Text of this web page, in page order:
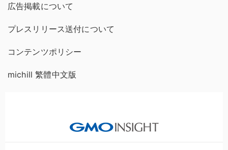
広告掲載について
プレスリリース送付について
コンテンツポリシー
michill 繁體中文版